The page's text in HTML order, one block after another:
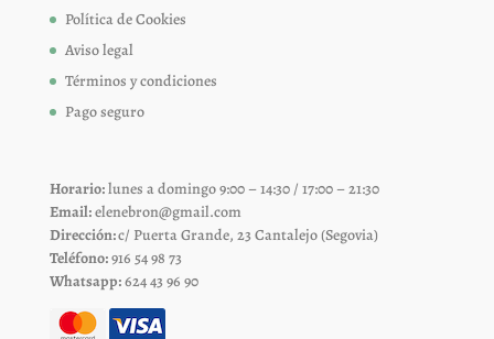
Política de Cookies
Aviso legal
Términos y condiciones
Pago seguro
Horario:lunes a domingo 9:00 – 14:30 / 17:00 – 21:30
Email:elenebron@gmail.com
Dirección:c/ Puerta Grande, 23 Cantalejo (Segovia)
Teléfono:916 54 98 73
Whatsapp:624 43 96 90